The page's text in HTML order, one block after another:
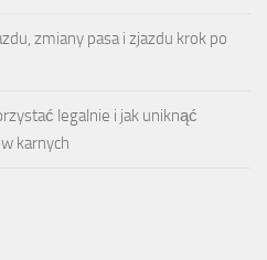
zmiany pasa i zjazdu krok po
legalnie i jak uniknąć
karnych